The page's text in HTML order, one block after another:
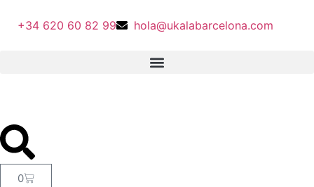
+34 620 60 82 99 hola@ukalabarcelona.com
0